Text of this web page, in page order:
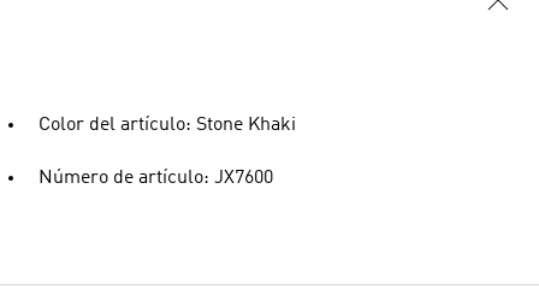
Color del artículo: Stone Khaki
Número de artículo: JX7600